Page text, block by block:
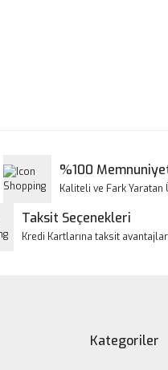
%100
Kaliteli ve Fark Yaratan
Taksit Seçenekleri
Kredi Kartlarına taksit
Kategoriler